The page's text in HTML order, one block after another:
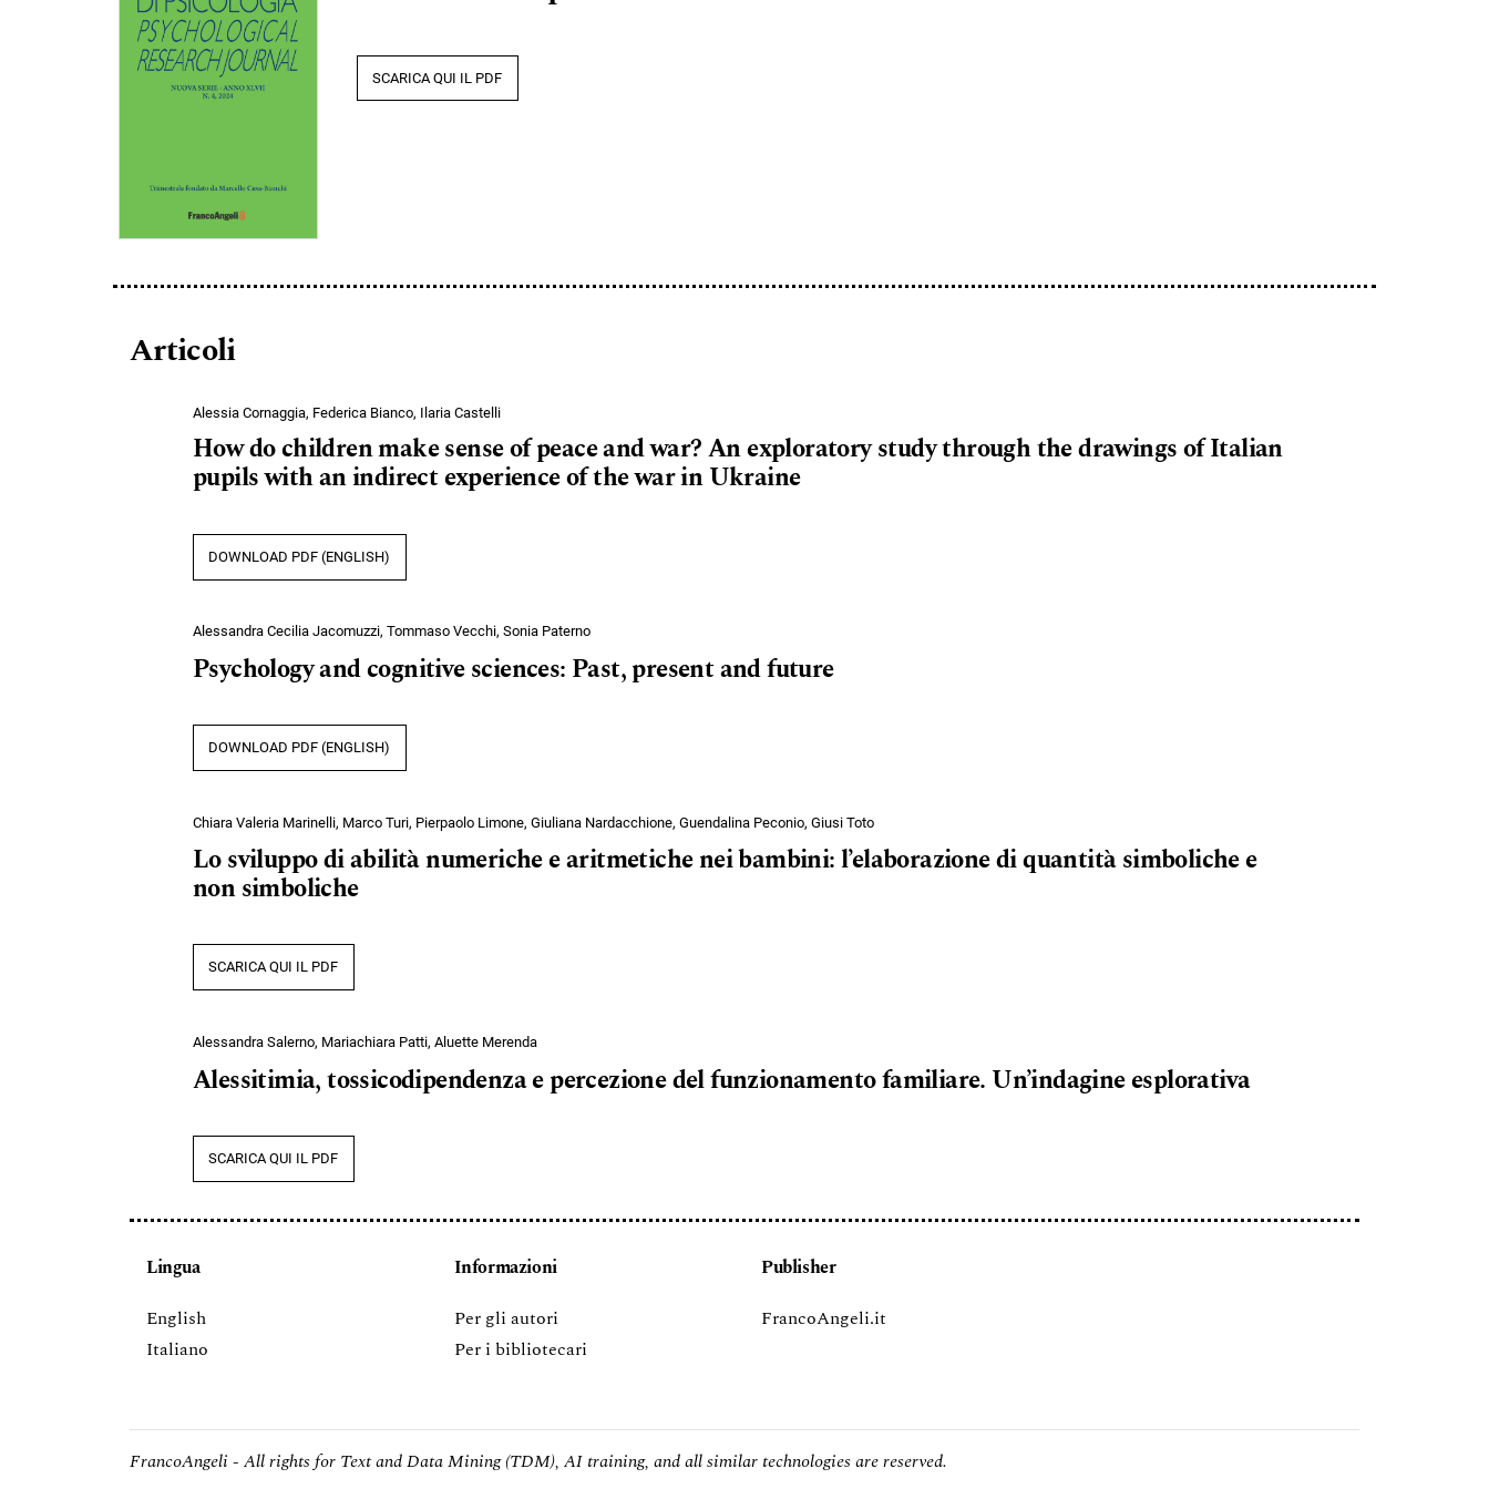
SCARICA QUI IL PDF
Articoli
Alessia Cornaggia, Federica Bianco, Ilaria Castelli
How do children make sense of peace and war? An exploratory study through the drawings of Italian
pupils with an indirect experience of the war in Ukraine
DOWNLOAD PDF (ENGLISH)
Alessandra Cecilia Jacomuzzi, Tommaso Vecchi, Sonia Paterno
Psychology and cognitive sciences: Past, present and future
DOWNLOAD PDF (ENGLISH)
Chiara Valeria Marinelli, Marco Turi, Pierpaolo Limone, Giuliana Nardacchione, Guendalina Peconio, Giusi Toto
Lo sviluppo di abilità numeriche e aritmetiche nei bambini: l’elaborazione di quantità simboliche e
non simboliche
SCARICA QUI IL PDF
Alessandra Salerno, Mariachiara Patti, Aluette Merenda
Alessitimia, tossicodipendenza e percezione del funzionamento familiare. Un’indagine esplorativa
SCARICA QUI IL PDF
Lingua
English
Italiano
Informazioni
Per gli autori
Per i bibliotecari
Publisher
FrancoAngeli.it
FrancoAngeli - All rights for Text and Data Mining (TDM), AI training, and all similar technologies are reserved.